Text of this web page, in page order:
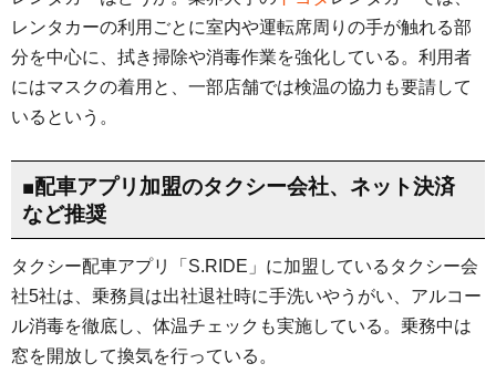
レンタカーの利用ごとに室内や運転席周りの手が触れる部
分を中心に、拭き掃除や消毒作業を強化している。利用者
にはマスクの着用と、一部店舗では検温の協力も要請して
いるという。
■配車アプリ加盟のタクシー会社、ネット決済
など推奨
タクシー配車アプリ「S.RIDE」に加盟しているタクシー会
社5社は、乗務員は出社退社時に手洗いやうがい、アルコー
ル消毒を徹底し、体温チェックも実施している。乗務中は
窓を開放して換気を行っている。